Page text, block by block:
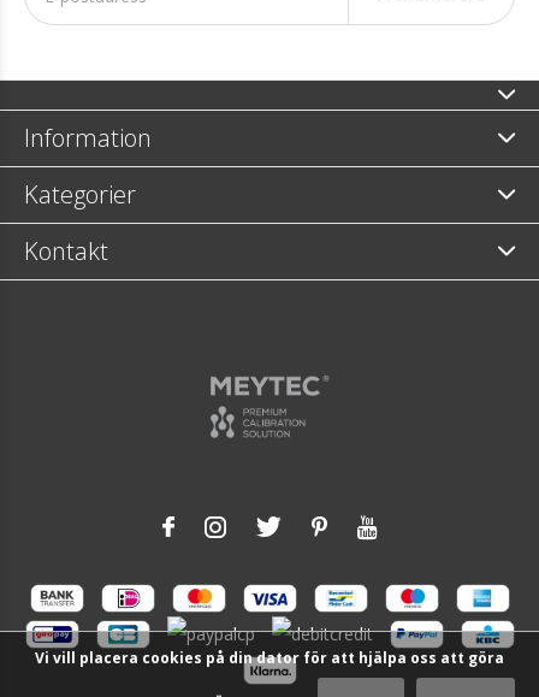
Information
Kategorier
Kontakt
Vi vill placera cookies på din dator för att hjälpa oss att göra